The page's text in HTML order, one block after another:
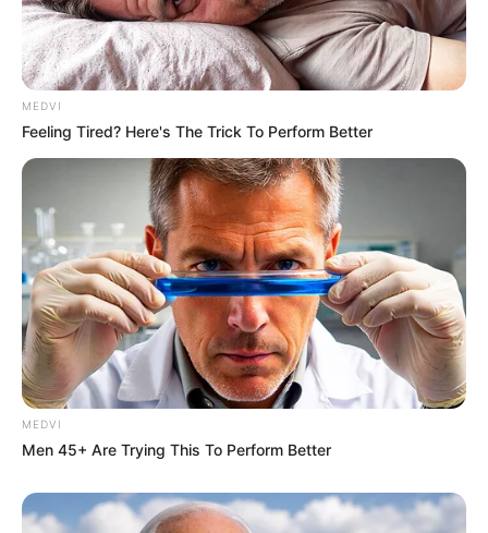
FOLLOW US ON:
MEDVI
Feeling Tired? Here's The Trick To Perform Better
MEDVI
Men 45+ Are Trying This To Perform Better